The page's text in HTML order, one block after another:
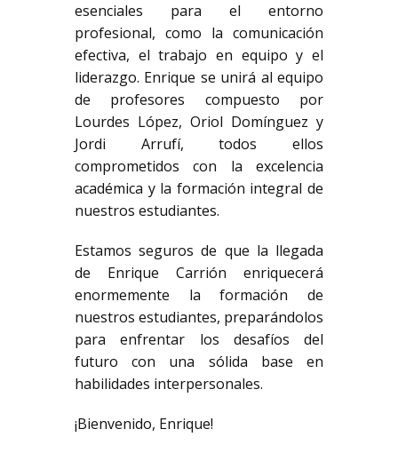
esenciales para el entorno
profesional, como la comunicación
efectiva, el trabajo en equipo y el
liderazgo. Enrique se unirá al equipo
de profesores compuesto por
Lourdes López, Oriol Domínguez y
Jordi Arrufí, todos ellos
comprometidos con la excelencia
académica y la formación integral de
nuestros estudiantes.
Estamos seguros de que la llegada
de Enrique Carrión enriquecerá
enormemente la formación de
nuestros estudiantes, preparándolos
para enfrentar los desafíos del
futuro con una sólida base en
habilidades interpersonales.
¡Bienvenido, Enrique!